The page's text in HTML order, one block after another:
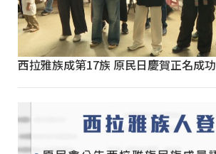
西拉雅族成第17族 原民日慶賀正名成功